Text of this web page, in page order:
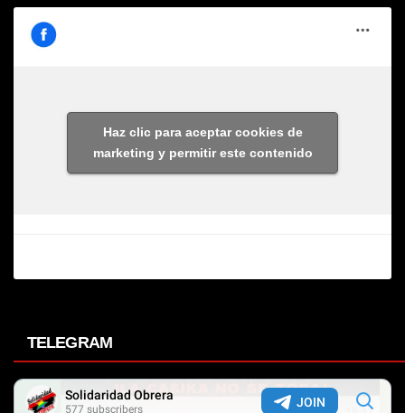
Haz clic para aceptar cookies de
marketing y permitir este contenido
TELEGRAM